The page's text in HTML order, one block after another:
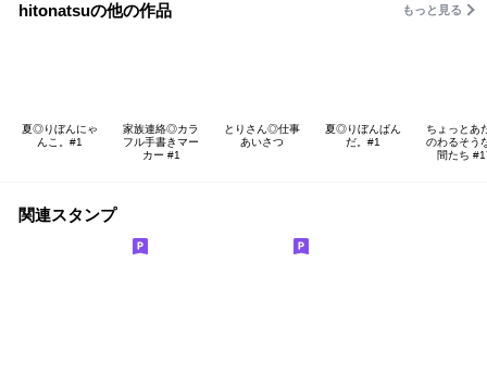
hitonatsuの他の作品 もっと見る
夏◎りぼんにゃ
んこ。#1
家族連絡◎カラ
フル手書きマー
カー #1
とりさん◎仕事
あいさつ
夏◎りぼんぱん
だ。#1
ちょっとあ
のわるそう
間たち
関連スタンプ